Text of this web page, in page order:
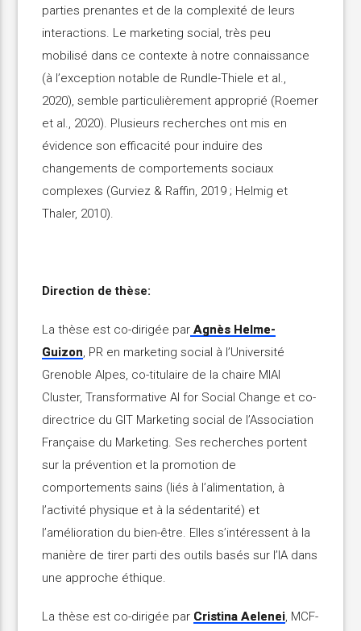
parties prenantes et de la complexité de leurs
interactions. Le marketing social, très peu
mobilisé dans ce contexte à notre connaissance
(à l’exception notable de Rundle-Thiele et al.,
2020), semble particulièrement approprié (Roemer
et al., 2020). Plusieurs recherches ont mis en
évidence son efficacité pour induire des
changements de comportements sociaux
complexes (Gurviez & Raffin, 2019 ; Helmig et
Thaler, 2010).
Direction de thèse:
La thèse est co-dirigée par Agnès Helme-
Guizon, PR en marketing social à l’Université
Grenoble Alpes, co-titulaire de la chaire MIAI
Cluster, Transformative AI for Social Change et co-
directrice du GIT Marketing social de l’Association
Française du Marketing. Ses recherches portent
sur la prévention et la promotion de
comportements sains (liés à l’alimentation, à
l’activité physique et à la sédentarité) et
l’amélioration du bien-être. Elles s’intéressent à la
manière de tirer parti des outils basés sur l’IA dans
une approche éthique.
La thèse est co-dirigée par Cristina Aelenei, MCF-